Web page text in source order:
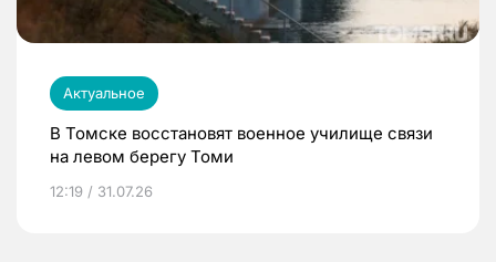
Актуальное
В Томске восстановят военное училище связи
на левом берегу Томи
12:19 / 31.07.26